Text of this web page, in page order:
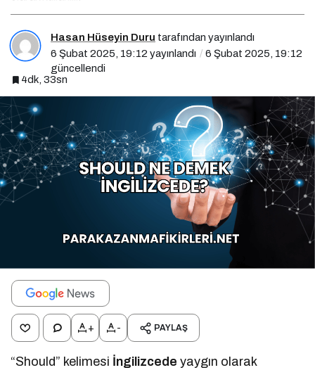
Hasan Hüseyin Duru tarafından yayınlandı
6 Şubat 2025, 19:12 yayınlandı
6 Şubat 2025, 19:12
güncellendi
4dk, 33sn
+ - PAYLAŞ
“Should” kelimesi İngilizcedeyaygın olarak